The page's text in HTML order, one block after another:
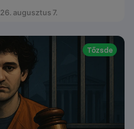
augusztus 7.
Tőzsde